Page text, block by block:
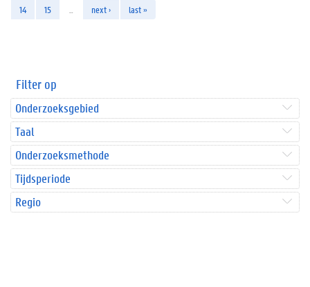
14
15 next › last »
Filter op
Onderzoeksgebied
Taal
Onderzoeksmethode
Tijdsperiode
Regio